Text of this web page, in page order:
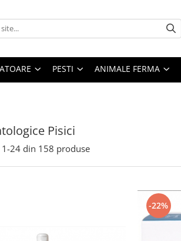
PESTI ANIMALE FERMA
Pisici
1-24 din 158 produse
-22%